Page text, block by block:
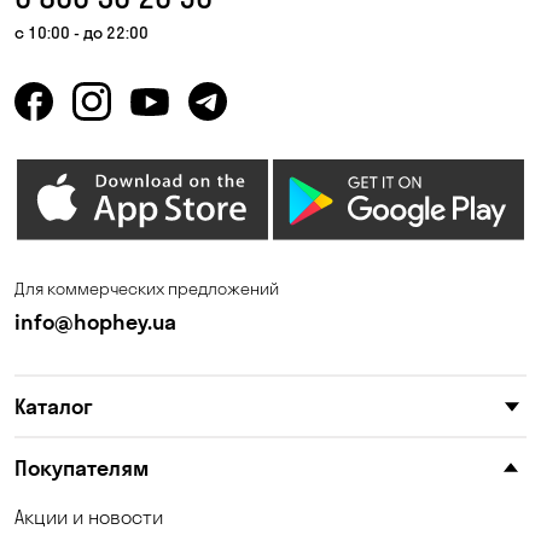
Горишние Плавни
Елизаветовка Зазимье
Калиновка
Киев
Княжичи
с 10:00 - до 22:00
Для коммерческих предложений
info@hophey.ua
Каталог
Покупателям
Акции и новости